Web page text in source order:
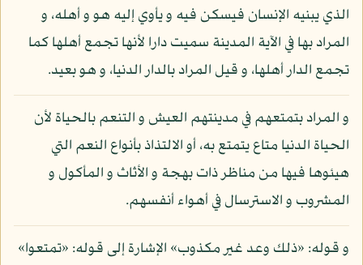
الذي يبنيه الإنسان فيسكن فيه و يأوي إليه هو و أهله، و
المراد بها في الآية المدينة سميت دارا لأنها تجمع أهلها كما
تجمع الدار أهلها، و قيل المراد بالدار الدنيا، و هو بعيد.
و المراد بتمتعهم في مدينتهم العيش و التنعم بالحياة لأن
الحياة الدنيا متاع يتمتع به، أو الالتذاذ بأنواع النعم التي
هيئوها فيها من مناظر ذات بهجة و الأثاث و المأكول و
المشروب و الاسترسال في أهواء أنفسهم.
و قوله: «ذلك وعد غير مكذوب» الإشارة إلى قوله: «تمتعوا»